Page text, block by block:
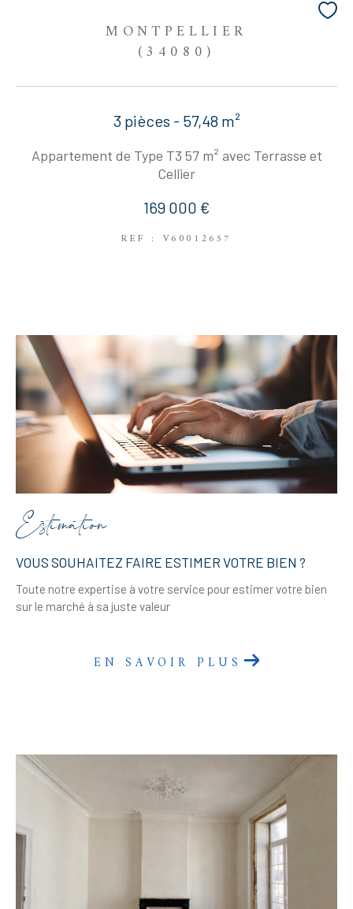
MONTPELLIER
(34080)
3 pièces - 57,48 m²
Appartement de Type T3 57 m² avec Terrasse et
Cellier
169 000 €
REF : V60012657
Estimation
VOUS SOUHAITEZ FAIRE ESTIMER VOTRE BIEN ?
Toute notre expertise à votre service pour estimer votre bien
sur le marché à sa juste valeur
EN SAVOIR PLUS